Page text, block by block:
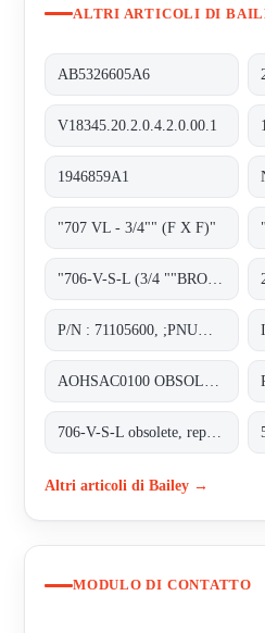
ALTRI ARTICOLI DI
AB5326605A6
V18345.20.2.0.4.2.0.00.1
1946859A1
"707 VL - 3/4"" (F X F)"
Altri articoli di Bailey →
MODULO DI CONTATTO